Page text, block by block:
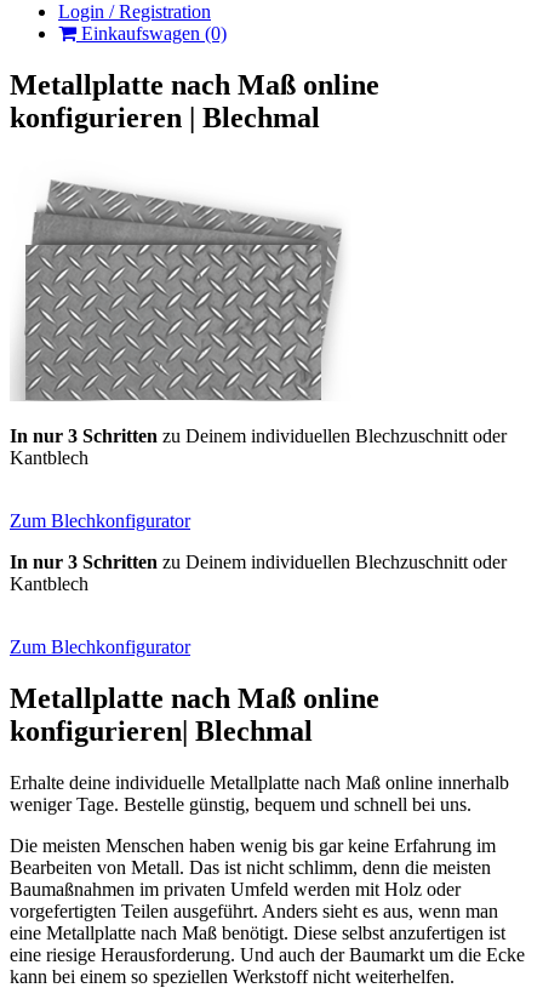
Login / Registration
Einkaufswagen (0)
Metallplatte nach Maß online
konfigurieren | Blechmal
In nur 3 Schritten zu Deinem individuellen Blechzuschnitt oder
Kantblech
Zum Blechkonfigurator
In nur 3 Schritten zu Deinem individuellen Blechzuschnitt oder
Kantblech
Zum Blechkonfigurator
Metallplatte nach Maß online
konfigurieren| Blechmal
Erhalte deine individuelle Metallplatte nach Maß online innerhalb
weniger Tage. Bestelle günstig, bequem und schnell bei uns.
Die meisten Menschen haben wenig bis gar keine Erfahrung im
Bearbeiten von Metall. Das ist nicht schlimm, denn die meisten
Baumaßnahmen im privaten Umfeld werden mit Holz oder
vorgefertigten Teilen ausgeführt. Anders sieht es aus, wenn man
eine Metallplatte nach Maß benötigt. Diese selbst anzufertigen ist
eine riesige Herausforderung. Und auch der Baumarkt um die Ecke
kann bei einem so speziellen Werkstoff nicht weiterhelfen.